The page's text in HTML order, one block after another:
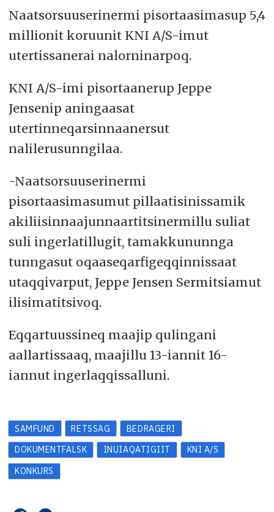
Naatsorsuuserinermi pisortaasimasup 5,4
millionit koruunit KNI A/S-imut
utertissanerai nalorninarpoq.
KNI A/S-imi pisortaanerup Jeppe
Jensenip aningaasat
utertinneqarsinnaanersut
nalilerusunngilaa.
-Naatsorsuuserinermi
pisortaasimasumut pillaatisinissamik
akiliisinnaajunnaartitsinermillu suliat
suli ingerlatillugit, tamakkununnga
tunngasut oqaaseqarfigeqqinnissaat
utaqqivarput, Jeppe Jensen Sermitsiamut
ilisimatitsivoq.
Eqqartuussineq maajip qulingani
aallartissaaq, maajillu 13-iannit 16-
iannut ingerlaqqissalluni.
SAMFUND RETSSAG
BEDRAGERI
DOKUMENTFALSK
INUIAQATIGIIT
KNI A/S
KONKURS